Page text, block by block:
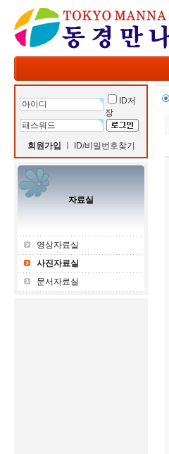
ID저
장
회원가입 ID/비밀번호찾기
자료실
영상자료실
사진자료실
문서자료실